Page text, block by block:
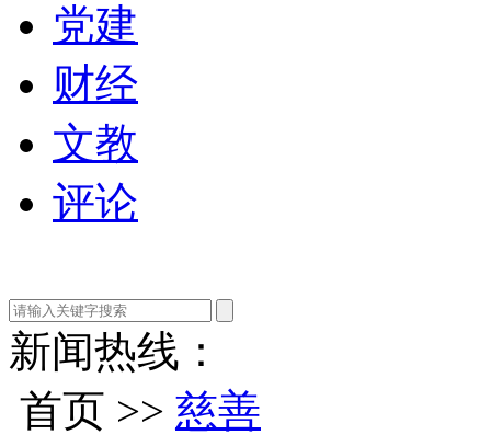
党建
财经
文教
评论
新闻热线：
首页 >> 慈善